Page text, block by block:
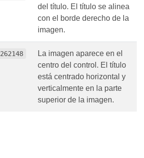
del título. El título se alinea
con el borde derecho de la
imagen.
262148
La imagen aparece en el
centro del control. El título
está centrado horizontal y
verticalmente en la parte
superior de la imagen.